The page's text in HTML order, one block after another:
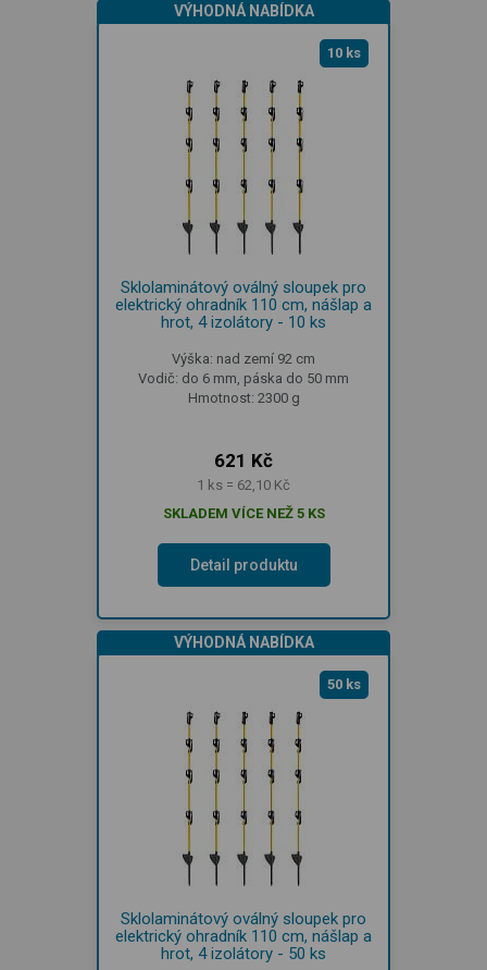
VÝHODNÁ NABÍDKA
10 ks
Sklolaminátový oválný sloupek pro
elektrický ohradník 110 cm, nášlap a
hrot, 4 izolátory - 10 ks
Výška: nad zemí 92 cm
Vodič: do 6 mm, páska do 50 mm
Hmotnost: 2300 g
621 Kč
1 ks = 62,10 Kč
SKLADEM VÍCE NEŽ 5 KS
Detail produktu
VÝHODNÁ NABÍDKA
50 ks
Sklolaminátový oválný sloupek pro
elektrický ohradník 110 cm, nášlap a
hrot, 4 izolátory - 50 ks